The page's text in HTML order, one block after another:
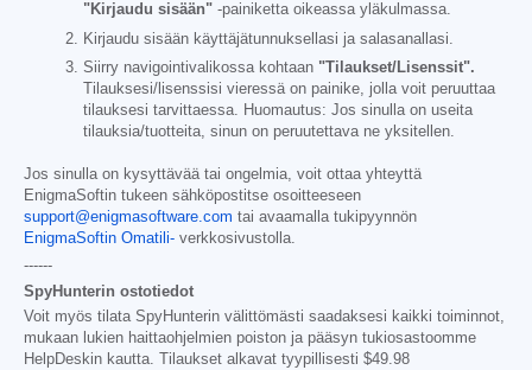
"Kirjaudu sisään" -painiketta oikeassa yläkulmassa.
Kirjaudu sisään käyttäjätunnuksellasi ja salasanallasi.
Siirry navigointivalikossa kohtaan "Tilaukset/Lisenssit".
Tilauksesi/lisenssisi vieressä on painike, jolla voit peruuttaa
tilauksesi tarvittaessa. Huomautus: Jos sinulla on useita
tilauksia/tuotteita, sinun on peruutettava ne yksitellen.
Jos sinulla on kysyttävää tai ongelmia, voit ottaa yhteyttä
EnigmaSoftin tukeen sähköpostitse osoitteeseen
support@enigmasoftware.com tai avaamalla tukipyynnön
EnigmaSoftin Omatili- verkkosivustolla.
------
SpyHunterin ostotiedot
Voit myös tilata SpyHunterin välittömästi saadaksesi kaikki toiminnot,
mukaan lukien haittaohjelmien poiston ja pääsyn tukiosastoomme
HelpDeskin kautta. Tilaukset alkavat tyypillisesti $49.98